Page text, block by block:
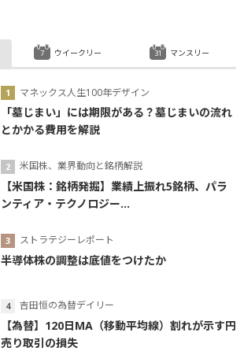
マネックス人生100年デザイン
「墓じまい」には期限がある？墓じまいの流れ
とかかる費用を解説
米国株、業界動向と銘柄解説
【米国株：銘柄発掘】業績上振れ5銘柄、パラ
ンティア・テクノロジー...
ストラテジーレポート
半導体株の調整は底値をつけたか
吉田恒の為替デイリー
【為替】120日MA（移動平均線）割れが示す円
売り取引の損失
ウイークリー マンスリー